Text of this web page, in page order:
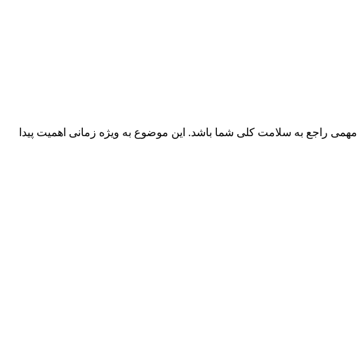
راجع به سلامت کلی شما باشد. این موضوع به ویژه زمانی اهمیت پیدا